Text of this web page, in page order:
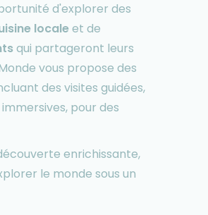
d'explorer des
localeet de
qui partageront leurs
vous propose des
des visites guidées,
pour des
enrichissante,
le monde sous un